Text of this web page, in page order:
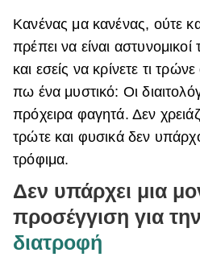
Κανένας μα κανένας, ούτε
πρέπει να είναι
και εσείς να κρίνετε τι
πω ένα μυστικό: Οι
πρόχειρα φαγητά. Δεν
τρώτε και φυσικά δεν
τρόφιμα.
Δεν υπάρχει μια
προσέγγιση για την
διατροφή